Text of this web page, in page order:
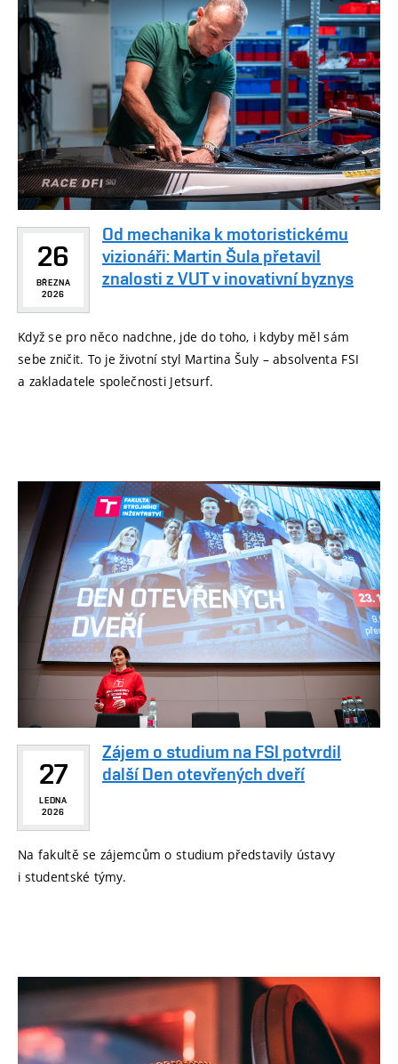
26
BŘEZNA
2026
Od mechanika k motoristickému
vizionáři: Martin Šula přetavil
znalosti z VUT v inovativní byznys
Když se pro něco nadchne, jde do toho, i kdyby měl sám
sebe zničit. To je životní styl Martina Šuly – absolventa FSI
a zakladatele společnosti Jetsurf.
27
LEDNA
2026
Zájem o studium na FSI potvrdil
další Den otevřených dveří
Na fakultě se zájemcům o studium představily ústavy
i studentské týmy.